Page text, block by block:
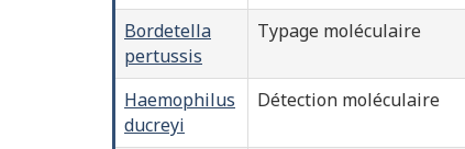
Bordetella
pertussis
Typage moléculaire
Haemophilus
ducreyi
Détection moléculaire